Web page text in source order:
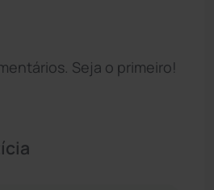
Seja o primeiro!